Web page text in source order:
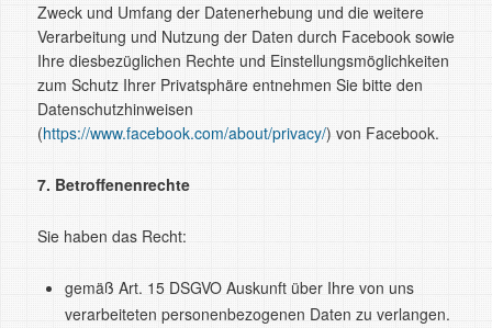
Zweck und Umfang der Datenerhebung und die weitere
Verarbeitung und Nutzung der Daten durch Facebook sowie
Ihre diesbezüglichen Rechte und Einstellungsmöglichkeiten
zum Schutz Ihrer Privatsphäre entnehmen Sie bitte den
Datenschutzhinweisen
(https://www.facebook.com/about/privacy/) von Facebook.
7. Betroffenenrechte
Sie haben das Recht:
gemäß Art. 15 DSGVO Auskunft über Ihre von uns
verarbeiteten personenbezogenen Daten zu verlangen.